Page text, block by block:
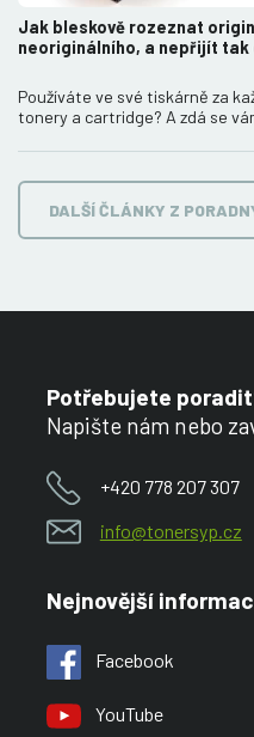
Jak bleskově rozeznat
neoriginálního, a nepřijít tak
Používáte ve své tiskárně za
tonery a cartridge? A zdá se
DALŠÍ ČLÁNKY Z
Potřebujete
Napište nám nebo
+420 778 207 307
info@tonersyp.cz
Nejnovější
Facebook
YouTube